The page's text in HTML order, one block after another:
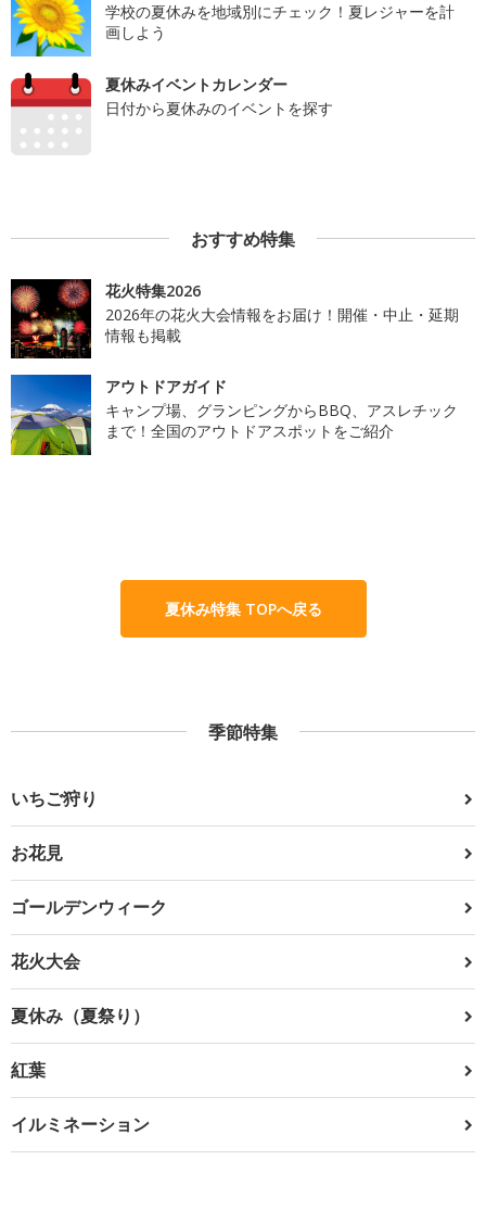
学校の夏休みを地域別にチェック！夏レジャーを計
画しよう
夏休みイベントカレンダー
日付から夏休みのイベントを探す
おすすめ特集
花火特集2026
2026年の花火大会情報をお届け！開催・中止・延期
情報も掲載
アウトドアガイド
キャンプ場、グランピングからBBQ、アスレチック
まで！全国のアウトドアスポットをご紹介
夏休み特集 TOPへ戻る
季節特集
いちご狩り
お花見
ゴールデンウィーク
花火大会
夏休み（夏祭り）
紅葉
イルミネーション